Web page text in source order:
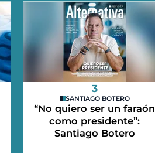
3
SANTIAGO BOTERO
“No quiero ser un faraón
como presidente”:
Santiago Botero